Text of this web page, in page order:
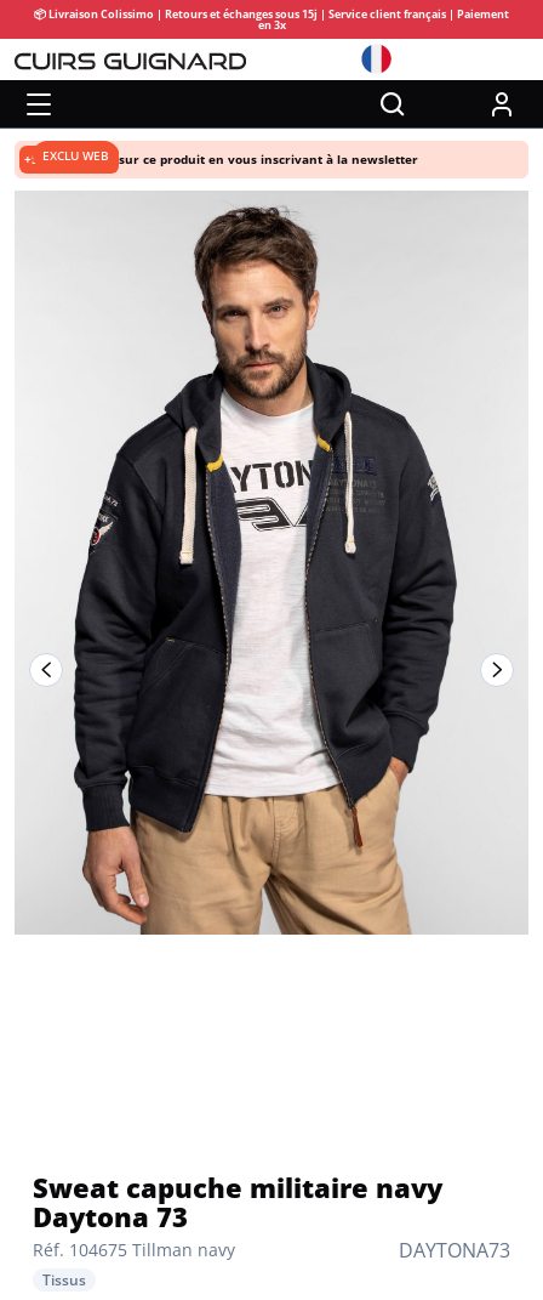
📦 Livraison Colissimo | Retours et échanges sous 15j | Service client français | Paiement
en 3x
DAYTONA73
Réf. 104675 Tillman navy
Sweat capuche militaire navy
Daytona 73
Tissus
+5% de remise sur ce produit en vous inscrivant à la newsletter
EXCLU WEB